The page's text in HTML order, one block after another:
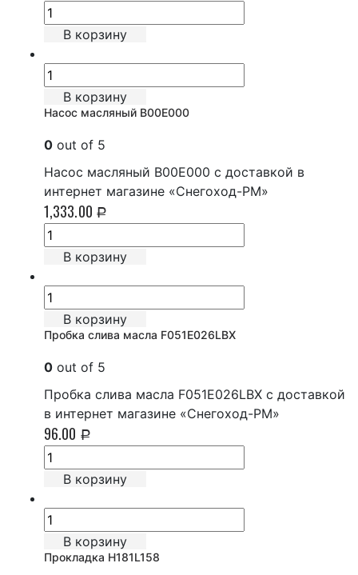
В корзину
В корзину
Насос масляный B00E000
0 out of 5
Насос масляный B00E000 с доставкой в
интернет магазине «Снегоход-РМ»
1,333.00 Р
В корзину
В корзину
Пробка слива масла F051E026LBX
0 out of 5
Пробка слива масла F051E026LBX с доставкой
в интернет магазине «Снегоход-РМ»
96.00 Р
В корзину
В корзину
Прокладка H181L158